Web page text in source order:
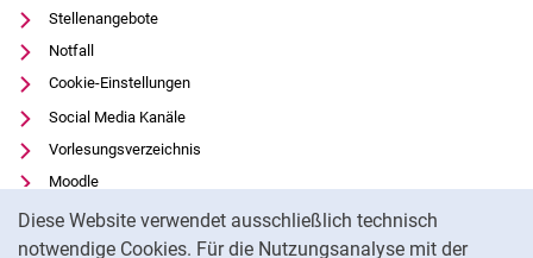
Diese Website verwendet ausschließlich technisch
notwendige Cookies. Für die Nutzungsanalyse mit der
Stellenangebote
Notfall
Cookie-Einstellungen
Social Media Kanäle
Vorlesungsverzeichnis
Moodle
Panopto
Universitätsbibliothek